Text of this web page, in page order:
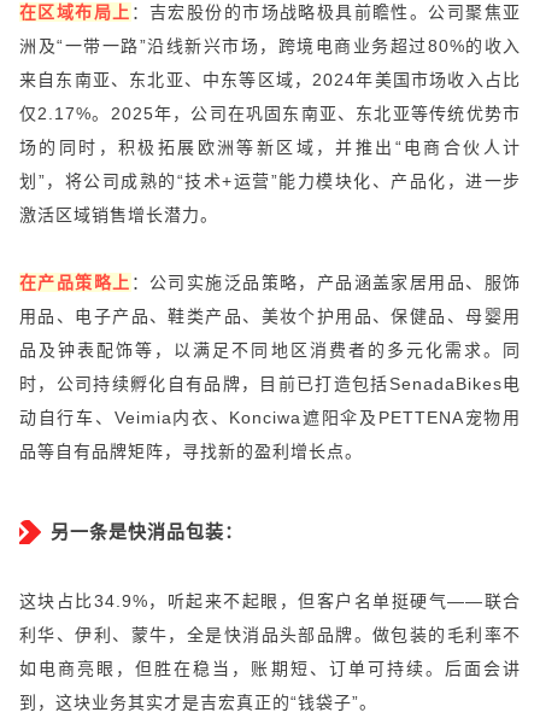
在区域布局上 ：吉宏股份的市场战略极具前瞻性。公司聚焦亚
洲及“一带一路”沿线新兴市场，跨境电商业务超过80%的收入
来自东南亚、东北亚、中东等区域，2024年美国市场收入占比
仅2.17%。2025年，公司在巩固东南亚、东北亚等传统优势市
场的同时，积极拓展欧洲等新区域，并推出“电商合伙人计
划”，将公司成熟的“技术+运营”能力模块化、产品化，进一步
激活区域销售增长潜力。
在产品策略上 ：公司实施泛品策略，产品涵盖家居用品、服饰
用品、电子产品、鞋类产品、美妆个护用品、保健品、母婴用
品及钟表配饰等，以满足不同地区消费者的多元化需求。同
时，公司持续孵化自有品牌，目前已打造包括SenadaBikes电
动自行车、Veimia内衣、Konciwa遮阳伞及PETTENA宠物用
品等自有品牌矩阵，寻找新的盈利增长点。
另一条是快消品包装：
这块占比34.9%，听起来不起眼，但客户名单挺硬气——联合
利华、伊利、蒙牛，全是快消品头部品牌。做包装的毛利率不
如电商亮眼，但胜在稳当，账期短、订单可持续。后面会讲
到，这块业务其实才是吉宏真正的“钱袋子”。